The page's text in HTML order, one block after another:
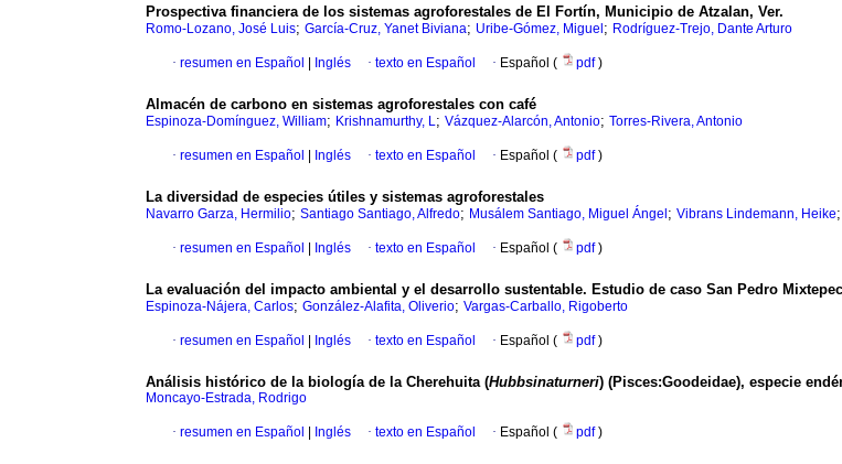
Prospectiva financiera de los sistemas agroforestales de El Fortín, Municipio de Atzalan, Ver.
Romo-Lozano, José Luis; García-Cruz, Yanet Biviana; Uribe-Gómez, Miguel ; Rodríguez-Trejo, Dante Arturo
· resumen en Español Inglés · texto en Español · Español ( pdf)
Almacén de carbono en sistemas agroforestales con café
Espinoza-Domínguez, William; Krishnamurthy, L; Vázquez-Alarcón, Antonio; Torres-Rivera, Antonio
· resumen en Español Inglés · texto en Español · Español ( pdf)
La diversidad de especies útiles y sistemas agroforestales
Navarro Garza, Hermilio; Santiago Santiago, Alfredo; Musálem Santiago, Miguel Ángel ; Vibrans Lindemann, Heike;
· resumen en Español Inglés · texto en Español · Español ( pdf)
La evaluación del impacto ambiental y el desarrollo sustentable. Estudio de caso San Pedro
Espinoza-Nájera, Carlos; González-Alafita, Oliverio; Vargas-Carballo, Rigoberto
· resumen en Español Inglés · texto en Español · Español ( pdf)
Análisis histórico de la biología de la Cherehuita (Hubbsinaturneri) (Pisces:Goodeidae), especie
Moncayo-Estrada, Rodrigo
· resumen en Español Inglés · texto en Español · Español ( pdf)